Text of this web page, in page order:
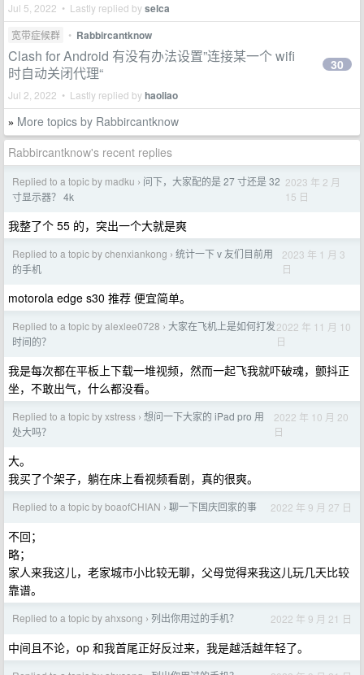
Jul 5, 2022 • Lastly replied byselca
宽带症候群 • Rabbircantknow
Clash for Android 有没有办法设置”连接某一个 wifi
时自动关闭代理“
Jul 2, 2022 • Lastly replied byhaoliao
30
» More topics by Rabbircantknow
Rabbircantknow's recent replies
Replied to a topic by madku › 问下，大家配的是 27 寸还是 32
寸显示器？ 4k
2023 年 2 月
15 日
我整了个 55 的，突出一个大就是爽
Replied to a topic by chenxiankong › 统计一下 v 友们目前用
的手机
2023 年 1 月 3
日
motorola edge s30 推荐 便宜简单。
Replied to a topic by alexlee0728 › 大家在飞机上是如何打发
时间的？
2022 年 11 月 10
日
我是每次都在平板上下载一堆视频，然而一起飞我就吓破魂，颤抖正
坐，不敢出气，什么都没看。
Replied to a topic by xstress › 想问一下大家的 iPad pro 用
处大吗？
2022 年 10 月 20
日
大。
我买了个架子，躺在床上看视频看剧，真的很爽。
Replied to a topic by boaofCHIAN › 聊一下国庆回家的事 2022 年 9 月 27 日
不回；
略；
家人来我这儿，老家城市小比较无聊，父母觉得来我这儿玩几天比较
靠谱。
Replied to a topic by ahxsong › 列出你用过的手机？ 2022 年 9 月 21 日
中间且不论，op 和我首尾正好反过来，我是越活越年轻了。